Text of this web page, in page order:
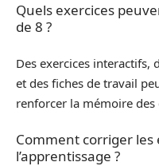
Quels exercices
de 8 ?
Des exercices interactifs,
et des fiches de travail
renforcer la mémoire des
Comment corriger
l’apprentissage ?